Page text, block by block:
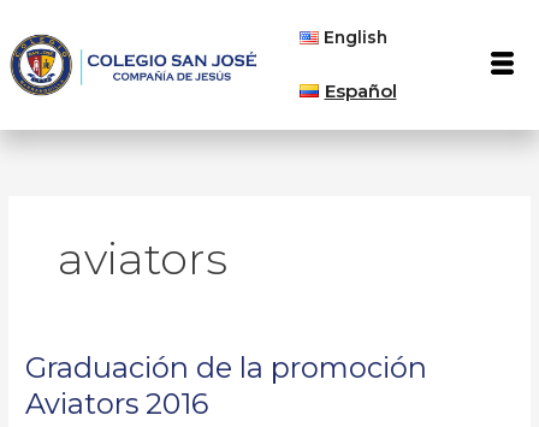
contenido
English
Español
aviators
Graduación de la promoción
Aviators 2016
Graduación
de
la